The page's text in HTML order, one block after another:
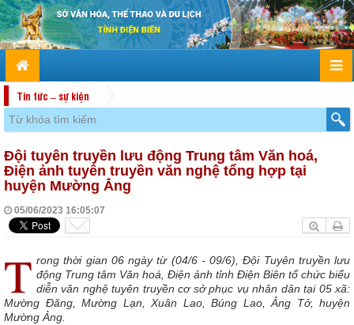
Tin tức – sự kiện
Đội tuyên truyền lưu động Trung tâm Văn hoá,
Điện ảnh tuyên truyền văn nghệ tổng hợp tại
huyện Mường Ẳng
05/06/2023 16:05:07
T rong thời gian 06 ngày từ (04/6 - 09/6), Đội Tuyên truyền lưu
động Trung tâm Văn hoá, Điện ảnh tỉnh Điện Biên tổ chức biểu
diễn văn nghệ tuyên truyền cơ sở phục vụ nhân dân tại 05 xã:
Mường Đăng, Mường Lạn, Xuân Lao, Búng Lao, Ảng Tở, huyện
Mường Ảng.